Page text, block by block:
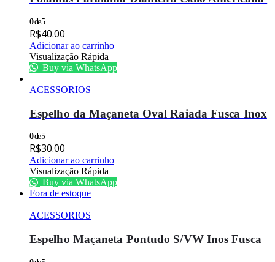
0de 5
R$40.00
Adicionar ao carrinho
Visualização Rápida
Buy via WhatsApp
ACESSORIOS
Espelho da Maçaneta Oval Raiada Fusca Inox
0de 5
R$30.00
Adicionar ao carrinho
Visualização Rápida
Buy via WhatsApp
Fora de estoque
ACESSORIOS
Espelho Maçaneta Pontudo S/VW Inos Fusca